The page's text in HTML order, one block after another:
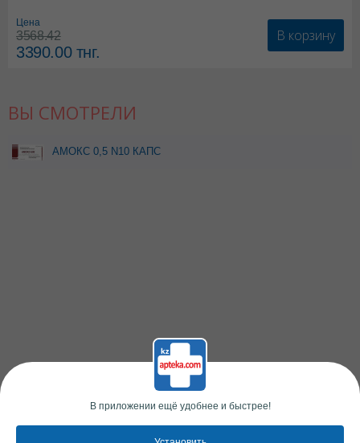
Цена
3568.42
3390.00тнг.
В корзину
ВЫ СМОТРЕЛИ
АМОКС 0,5 N10 КАПС
В приложении ещё удобнее и быстрее!